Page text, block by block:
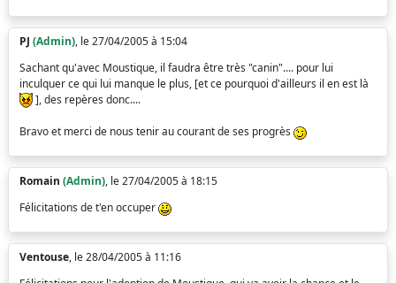
PJ (Admin), le 27/04/2005 à 15:04
Sachant qu'avec Moustique, il faudra être très "canin".... pour lui
inculquer ce qui lui manque le plus, [et ce pourquoi d'ailleurs il en est là
], des repères donc....
Bravo et merci de nous tenir au courant de ses progrès
Romain (Admin), le 27/04/2005 à 18:15
Félicitations de t'en occuper
Ventouse, le 28/04/2005 à 11:16